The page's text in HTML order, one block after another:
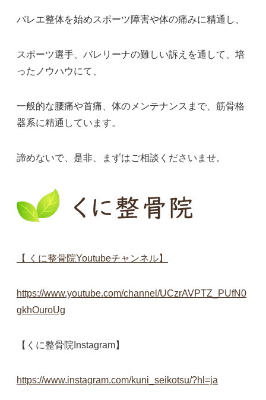
バレエ整体を始めスポーツ障害や体の痛みに精通し、
スポーツ選手、バレリーナの難しい訴えを通して、培
ったノウハウにて、
一般的な腰痛や首痛、体のメンテナンスまで、筋骨格
器系に精通しています。
諦めないで、是非、まずはご相談くださいませ。
【 くに整骨院Youtubeチャンネル】
https://www.youtube.com/channel/UCzrAVPTZ_PUfN0
gkhOuroUg
【くに整骨院Instagram】
https://www.instagram.com/kuni_seikotsu/?hl=ja